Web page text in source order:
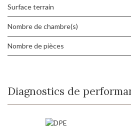
surface terrain
Nombre de chambre(s)
Nombre de pièces
Diagnostics de